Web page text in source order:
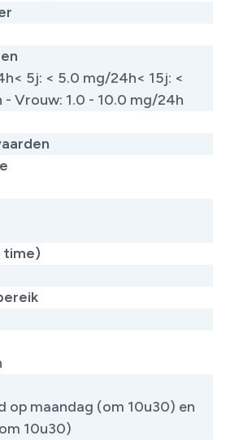
5j: < 5.0 mg/24h< 15j: <
Vrouw: 1.0 - 10.0 mg/24h
time)
op maandag (om 10u30) en
10u30)